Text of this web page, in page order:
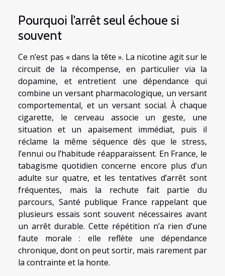
Pourquoi l’arrêt seul échoue si
souvent
Ce n’est pas « dans la tête ». La nicotine agit sur le
circuit de la récompense, en particulier via la
dopamine, et entretient une dépendance qui
combine un versant pharmacologique, un versant
comportemental, et un versant social. À chaque
cigarette, le cerveau associe un geste, une
situation et un apaisement immédiat, puis il
réclame la même séquence dès que le stress,
l’ennui ou l’habitude réapparaissent. En France, le
tabagisme quotidien concerne encore plus d’un
adulte sur quatre, et les tentatives d’arrêt sont
fréquentes, mais la rechute fait partie du
parcours, Santé publique France rappelant que
plusieurs essais sont souvent nécessaires avant
un arrêt durable. Cette répétition n’a rien d’une
faute morale : elle reflète une dépendance
chronique, dont on peut sortir, mais rarement par
la contrainte et la honte.